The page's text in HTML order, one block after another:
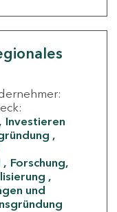
Investieren
Forschung,
und